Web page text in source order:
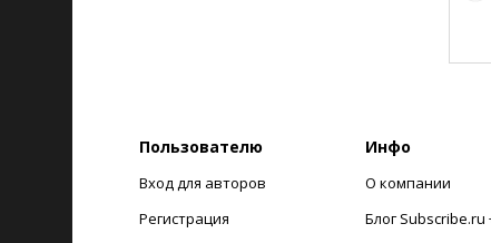
Пользователю
Вход для авторов
Регистрация
Инфо
О компании
Блог Subscribe.ru